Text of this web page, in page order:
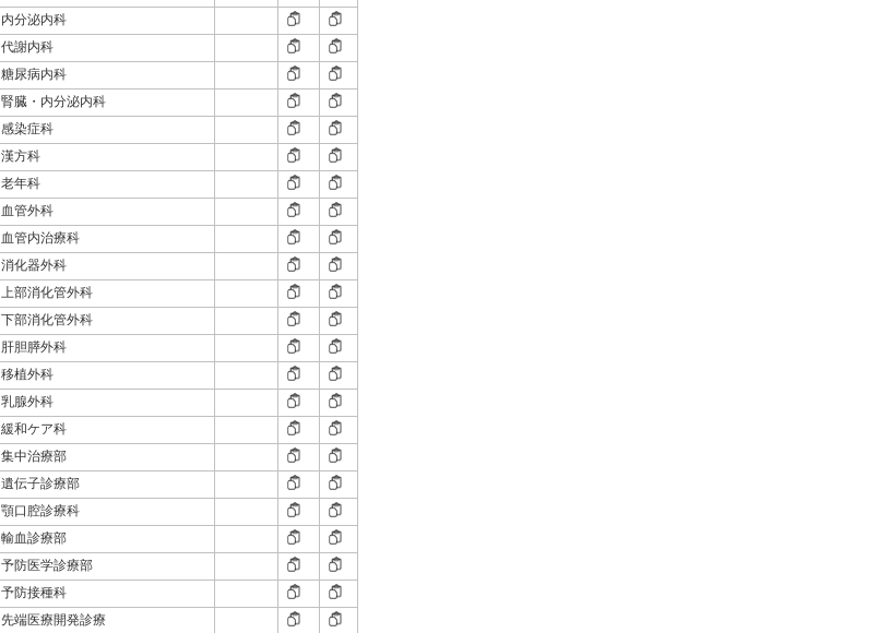
内分泌内科
代謝内科
糖尿病内科
腎臓・内分泌内科
感染症科
漢方科
老年科
血管外科
血管内治療科
消化器外科
上部消化管外科
下部消化管外科
肝胆膵外科
移植外科
乳腺外科
緩和ケア科
集中治療部
遺伝子診療部
顎口腔診療科
輸血診療部
予防医学診療部
予防接種科
先端医療開発診療